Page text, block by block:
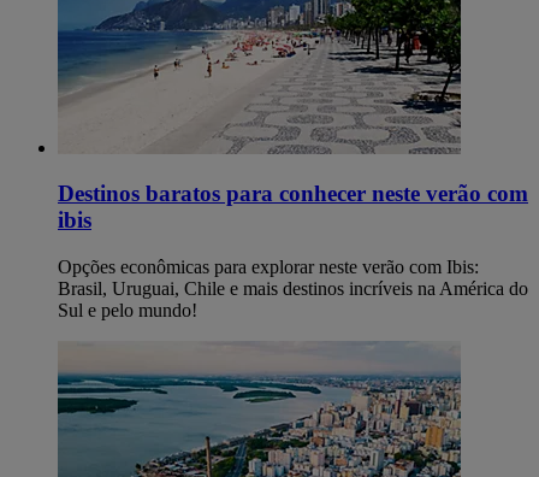
Destinos baratos para conhecer neste verão​ com
ibis
Opções econômicas para explorar neste verão com Ibis:
Brasil, Uruguai, Chile e mais destinos incríveis na América do
Sul e pelo mundo!